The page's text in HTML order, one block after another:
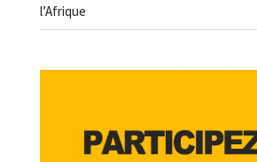
l’Afrique